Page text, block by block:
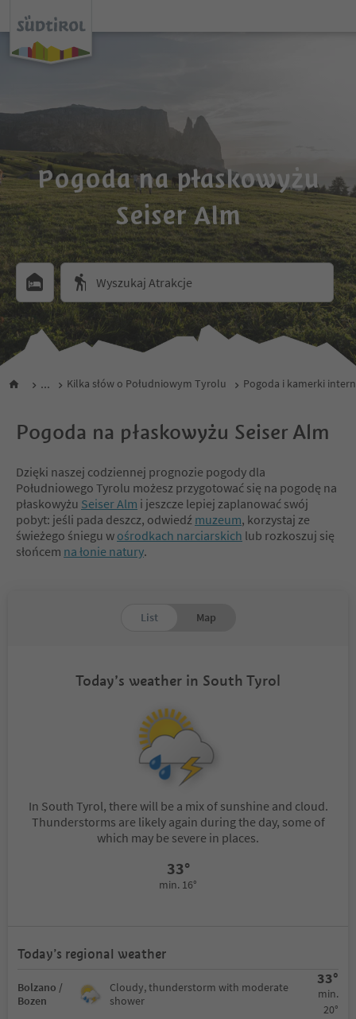
Pogoda na płaskowyżu
Seiser Alm
Wyszukaj Atrakcje
... Kilka słów o Południowym Tyrolu Pogoda i kamerki
Pogoda na płaskowyżu Seiser Alm
Dzięki naszej codziennej prognozie pogody dla
Południowego Tyrolu możesz przygotować się na pogodę na
płaskowyżu Seiser Alm i jeszcze lepiej zaplanować swój
pobyt: jeśli pada deszcz, odwiedź muzeum, korzystaj ze
świeżego śniegu w ośrodkach narciarskich lub rozkoszuj się
słońcem na łonie natury.
List Map
Today’s weather in South Tyrol
In South Tyrol, there will be a mix of sunshine and cloud.
Thunderstorms are likely again during the day, some of
which may be severe in places.
33°
min. 16°
Today’s regional weather
Bolzano /
Bozen
Cloudy, thunderstorm with moderate
shower
33°
min.
20°